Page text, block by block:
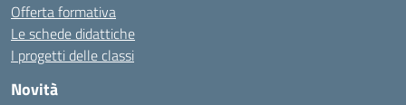
Offerta formativa
Le schede didattiche
I progetti delle classi
Novità